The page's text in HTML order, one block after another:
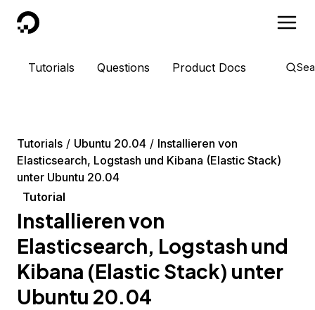
DigitalOcean
Tutorials Questions Product Docs
Tutorials Ubuntu 20.04
Installieren von
Elasticsearch, Logstash und Kibana (Elastic Stack)
unter Ubuntu 20.04
Tutorial
Installieren von
Elasticsearch, Logstash und
Kibana (Elastic Stack) unter
Ubuntu 20.04